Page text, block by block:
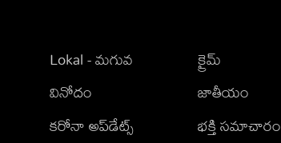
Lokal - మగువ
వినోదం
కరోనా అప్‌డేట్స్
క్రైమ్
జాతీయం
భక్తి సమాచారం